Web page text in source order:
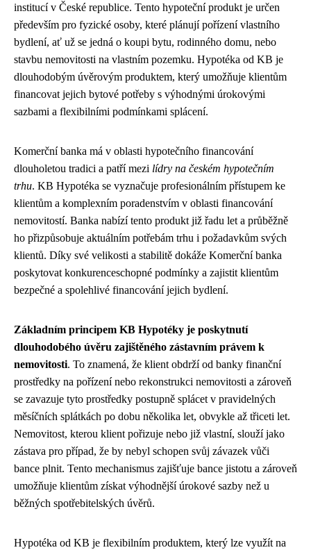
institucí v České republice. Tento hypoteční produkt je určen
především pro fyzické osoby, které plánují pořízení vlastního
bydlení, ať už se jedná o koupi bytu, rodinného domu, nebo
stavbu nemovitosti na vlastním pozemku. Hypotéka od KB je
dlouhodobým úvěrovým produktem, který umožňuje klientům
financovat jejich bytové potřeby s výhodnými úrokovými
sazbami a flexibilními podmínkami splácení.
Komerční banka má v oblasti hypotečního financování
dlouholetou tradici a patří mezi lídry na českém hypotečním
trhu. KB Hypotéka se vyznačuje profesionálním přístupem ke
klientům a komplexním poradenstvím v oblasti financování
nemovitostí. Banka nabízí tento produkt již řadu let a průběžně
ho přizpůsobuje aktuálním potřebám trhu i požadavkům svých
klientů. Díky své velikosti a stabilitě dokáže Komerční banka
poskytovat konkurenceschopné podmínky a zajistit klientům
bezpečné a spolehlivé financování jejich bydlení.
Základním principem KB Hypotéky je poskytnutí
dlouhodobého úvěru zajištěného zástavním právem k
nemovitosti. To znamená, že klient obdrží od banky finanční
prostředky na pořízení nebo rekonstrukci nemovitosti a zároveň
se zavazuje tyto prostředky postupně splácet v pravidelných
měsíčních splátkách po dobu několika let, obvykle až třiceti let.
Nemovitost, kterou klient pořizuje nebo již vlastní, slouží jako
zástava pro případ, že by nebyl schopen svůj závazek vůči
bance plnit. Tento mechanismus zajišťuje bance jistotu a zároveň
umožňuje klientům získat výhodnější úrokové sazby než u
běžných spotřebitelských úvěrů.
Hypotéka od KB je flexibilním produktem, který lze využít na